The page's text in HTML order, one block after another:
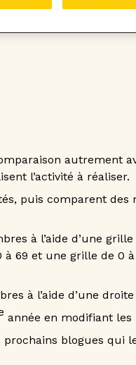
en 3
autrement
l’activité à réaliser.
puis comparent des
à l’aide d’une
69 et une grille de 0
à l’aide d’une
année en modifiant
prochains blogues qui